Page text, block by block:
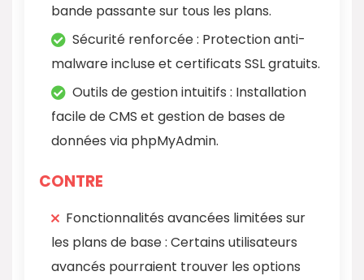
bande passante sur tous les plans.
Sécurité renforcée : Protection anti-
malware incluse et certificats SSL gratuits.
Outils de gestion intuitifs : Installation
facile de CMS et gestion de bases de
données via phpMyAdmin.
CONTRE
Fonctionnalités avancées limitées sur
les plans de base : Certains utilisateurs
avancés pourraient trouver les options